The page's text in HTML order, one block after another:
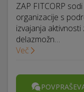
ZAP FITCORP
organizacije s
izvajanja
delazmožn…
Več